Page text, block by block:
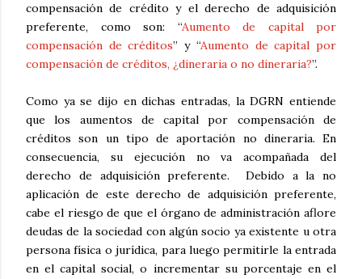
compensación de crédito y el derecho de adquisición
preferente, como son: “Aumento de capital por
compensación de créditos” y “Aumento de capital por
compensación de créditos, ¿dineraria o no dineraria?”.
Como ya se dijo en dichas entradas, la DGRN entiende
que los aumentos de capital por compensación de
créditos son un tipo de aportación no dineraria. En
consecuencia, su ejecución no va acompañada del
derecho de adquisición preferente.
Debido a la no
aplicación de este derecho de adquisición preferente,
cabe el riesgo de que el órgano de administración aflore
deudas de la sociedad con algún socio ya existente u otra
persona física o jurídica, para luego permitirle la entrada
en el capital social, o incrementar su porcentaje en el